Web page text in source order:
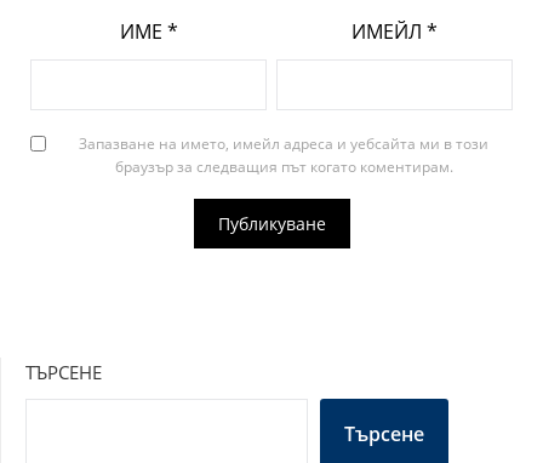
ИМЕ * ИМЕЙЛ *
Запазване на името, имейл адреса и уебсайта ми в този
браузър за следващия път когато коментирам.
ТЪРСЕНЕ
Търсене